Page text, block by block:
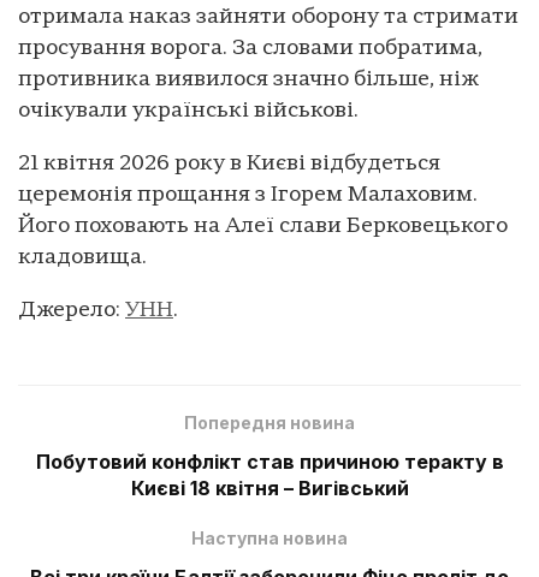
отримала наказ зайняти оборону та стримати
просування ворога. За словами побратима,
противника виявилося значно більше, ніж
очікували українські військові.
21 квітня 2026 року в Києві відбудеться
церемонія прощання з Ігорем Малаховим.
Його поховають на Алеї слави Берковецького
кладовища.
Джерело: УНН.
Попередня новина
Побутовий конфлікт став причиною теракту в
Києві 18 квітня – Вигівський
Наступна новина